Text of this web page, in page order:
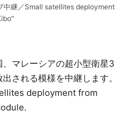
中継／Small satellites deployment
マレーシアの超小型衛星3
される模様を中継します。
deployment from